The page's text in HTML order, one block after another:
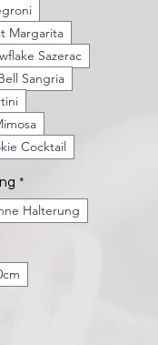
Margarita
Sazerac
Sangria
Cocktail
*
Halterung